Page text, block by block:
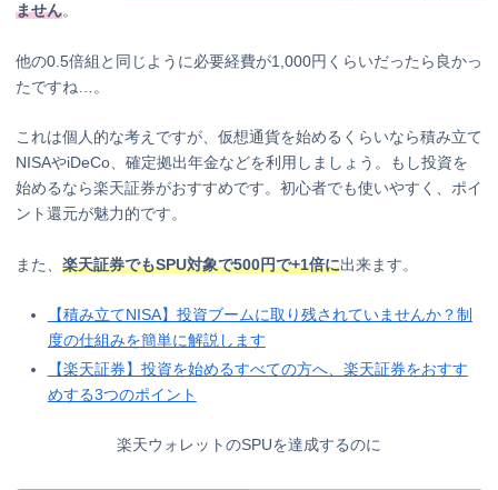
ません。
他の0.5倍組と同じように必要経費が1,000円くらいだったら良かっ
たですね…。
これは個人的な考えですが、仮想通貨を始めるくらいなら積み立て
NISAやiDeCo、確定拠出年金などを利用しましょう。もし投資を
始めるなら楽天証券がおすすめです。初心者でも使いやすく、ポイ
ント還元が魅力的です。
また、 楽天証券でもSPU対象で500円で+1倍に出来ます。
【積み立てNISA】投資ブームに取り残されていませんか？制
度の仕組みを簡単に解説します
【楽天証券】投資を始めるすべての方へ、楽天証券をおすす
めする3つのポイント
楽天ウォレットのSPUを達成するのに